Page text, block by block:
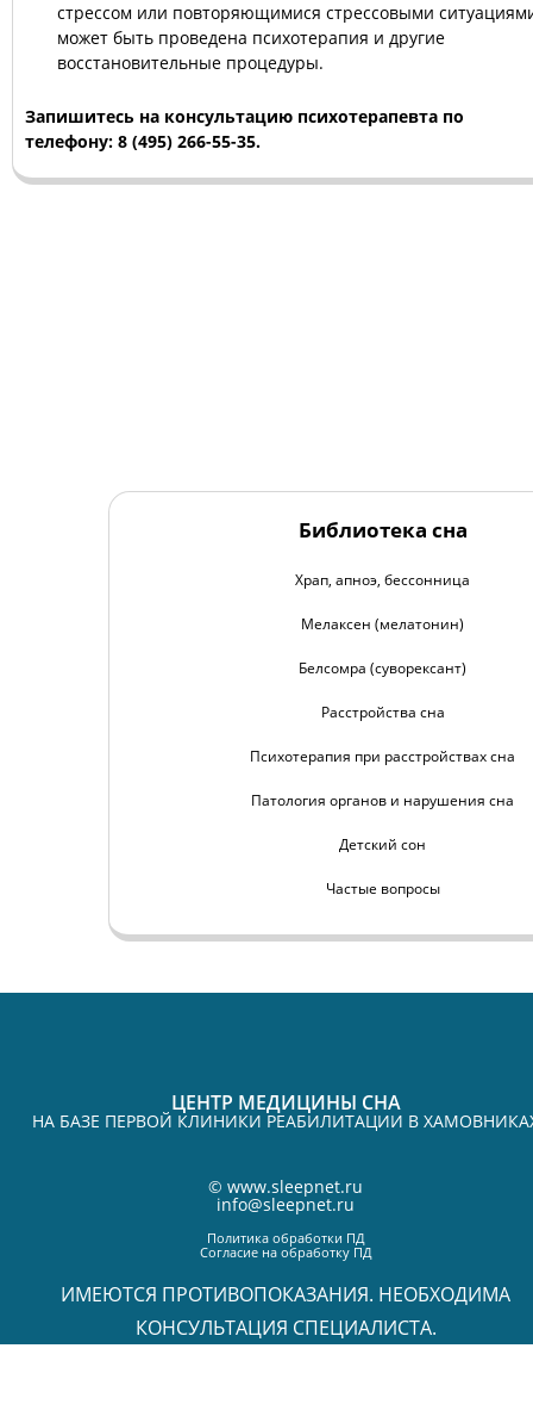
стрессом или повторяющимися стрессовыми
может быть проведена психотерапия и другие
восстановительные процедуры.
Запишитесь на консультацию психотерапевта по
телефону: 8 (495) 266-55-35.
Библиотека сна
Храп, апноэ, бессонница
Мелаксен (мелатонин)
Белсомра (суворексант)
Расстройства сна
Психотерапия при расстройствах сна
Патология органов и нарушения сна
Детский сон
Частые вопросы
ЦЕНТР МЕДИЦИНЫ СНА
НА БАЗЕ ПЕРВОЙ КЛИНИКИ РЕАБИЛИТАЦИИ В
© www.sleepnet.ru
info@sleepnet.ru
Политика обработки ПД
Согласие на обработку ПД
ИМЕЮТСЯ ПРОТИВОПОКАЗАНИЯ. НЕОБХОДИМА
КОНСУЛЬТАЦИЯ СПЕЦИАЛИСТА.